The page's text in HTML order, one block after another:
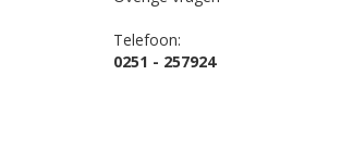
Telefoon:
0251 - 257924